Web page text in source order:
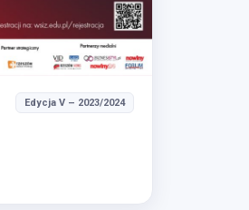
Edycja V – 2023/2024